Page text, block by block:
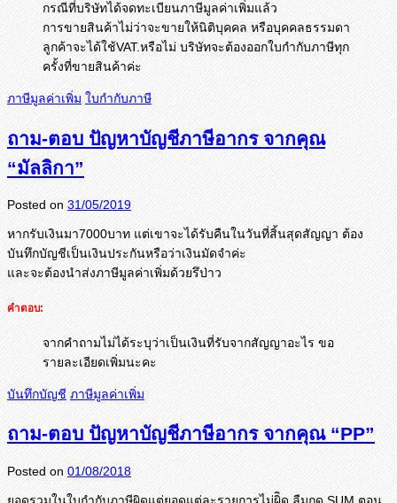
กรณีที่บริษัทได้จดทะเบียนภาษีมูลค่าเพิ่มแล้ว
การขายสินค้าไม่ว่าจะขายให้นิติบุคคล หรือบุคคลธรรมดา
ลูกค้าจะได้ใช้VAT.หรือไม่ บริษัทจะต้องออกใบกำกับภาษีทุก
ครั้งที่ขายสินค้าค่ะ
ภาษีมูลค่าเพิ่ม ใบกำกับภาษี
ถาม-ตอบ ปัญหาบัญชีภาษีอากร จากคุณ
“มัลลิกา”
Posted on 31/05/2019
หากรับเงินมา7000บาท แต่เขาจะได้รับคืนในวันที่สิ้นสุดสัญญา ต้อง
บันทึกบัญชีเป็นเงินประกันหรือว่าเงินมัดจำค่ะ
และจะต้องนำส่งภาษีมูลค่าเพิ่มด้วยรึป่าว
คำตอบ:
จากคำถามไม่ได้ระบุว่าเป็นเงินที่รับจากสัญญาอะไร ขอ
รายละเอียดเพิ่มนะคะ
บันทึกบัญชี ภาษีมูลค่าเพิ่ม
ถาม-ตอบ ปัญหาบัญชีภาษีอากร จากคุณ “PP”
Posted on 01/08/2018
ยอดรวมในใบกำกับภาษีผิดแต่ยอดแต่ละรายการไม่ผิิด ลืมกด SUM ตอน